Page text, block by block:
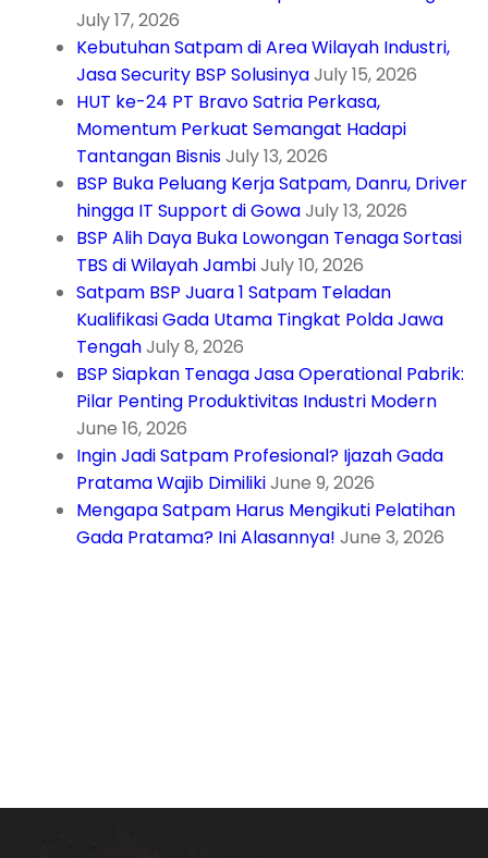
July 17, 2026
Kebutuhan Satpam di Area Wilayah Industri,
Jasa Security BSP SolusinyaJuly 15, 2026
HUT ke-24 PT Bravo Satria Perkasa,
Momentum Perkuat Semangat Hadapi
Tantangan BisnisJuly 13, 2026
BSP Buka Peluang Kerja Satpam, Danru, Driver
hingga IT Support di GowaJuly 13, 2026
BSP Alih Daya Buka Lowongan Tenaga Sortasi
TBS di Wilayah JambiJuly 10, 2026
Satpam BSP Juara 1 Satpam Teladan
Kualifikasi Gada Utama Tingkat Polda Jawa
TengahJuly 8, 2026
BSP Siapkan Tenaga Jasa Operational Pabrik:
Pilar Penting Produktivitas Industri Modern
June 16, 2026
Ingin Jadi Satpam Profesional? Ijazah Gada
Pratama Wajib DimilikiJune 9, 2026
Mengapa Satpam Harus Mengikuti Pelatihan
Gada Pratama? Ini Alasannya! June 3, 2026